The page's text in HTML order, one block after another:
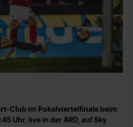
Club im Pokalviertelfinale beim
Uhr, live in der ARD, auf Sky